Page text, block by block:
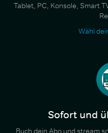
Tablet, PC, Konsole, Smart
Wähl
Sofort und
Buch dein Abo und stream